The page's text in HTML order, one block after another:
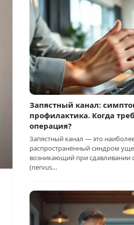
Запястный канал:
профилактика. Когда
операция?
Запястный канал — это
распространённый синдром
возникающий при сдавливании
(nervus…